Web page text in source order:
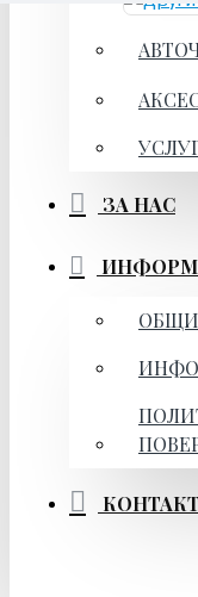
ЗА НАС